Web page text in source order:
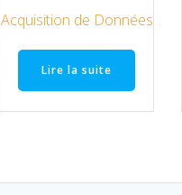
Acquisition de Données
Lire la suite